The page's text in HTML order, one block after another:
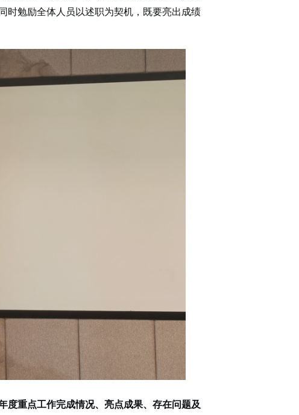
同时勉励全体人员以述职为契机，既要亮出成绩
度重点工作完成情况、亮点成果、存在问题及